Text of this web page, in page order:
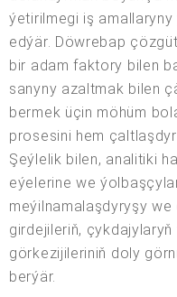
ýetirilmegi iş
edýär. Döwrebap
bir adam faktory bilen
sanyny azaltmak bilen
bermek üçin möhüm
prosesini hem
Şeýlelik bilen, analitiki
eýelerine we
meýilnamalaşdyryşy
girdejileriň,
görkezijileriniň doly
berýär.